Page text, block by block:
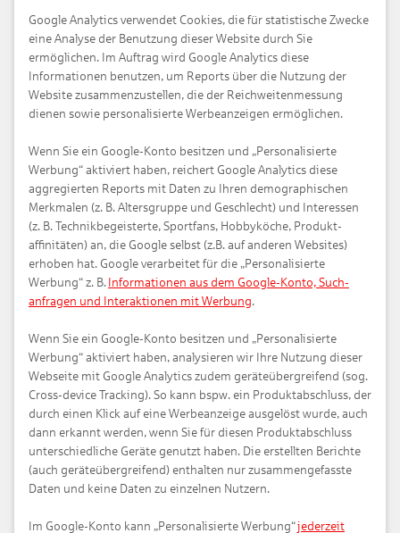
Google Analytics verwendet Cookies, die für statistische Zwecke
eine Analyse der Benutzung dieser Website durch Sie
ermöglichen. Im Auftrag wird Google Analytics diese
Informationen benutzen, um Reports über die Nutzung der
Website zusammen­zustellen, die der Reichweiten­messung
dienen sowie personalisierte Werbe­anzeigen ermöglichen.
Wenn Sie ein Google-Konto besitzen und „Personalisierte
Werbung“ aktiviert haben, reichert Google Analytics diese
aggregierten Reports mit Daten zu Ihren demographischen
Merkmalen (z. B. Alters­gruppe und Geschlecht) und Interessen
(z. B. Technik­begeisterte, Sportfans, Hobby­köche, Produkt­
affinitäten) an, die Google selbst (z.B. auf anderen Websites)
erhoben hat. Google verarbeitet für die „Personalisierte
Werbung“ z. B. Informationen aus dem Google-Konto, Such­
anfragen und Interaktionen mit Werbung.
Wenn Sie ein Google-Konto besitzen und „Personalisierte
Werbung“ aktiviert haben, analysieren wir Ihre Nutzung dieser
Webseite mit Google Analytics zudem geräte­übergreifend (sog.
Cross-device Tracking). So kann bspw. ein Produkt­abschluss, der
durch einen Klick auf eine Werbe­anzeige ausgelöst wurde, auch
dann erkannt werden, wenn Sie für diesen Produkt­abschluss
unterschiedliche Geräte genutzt haben. Die erstellten Berichte
(auch geräteübergreifend) enthalten nur zusammen­gefasste
Daten und keine Daten zu einzelnen Nutzern.
Im Google-Konto kann „Personalisierte Werbung“jederzeit